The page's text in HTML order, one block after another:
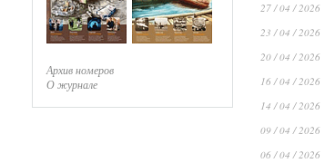
Архив номеров
О журнале
27 / 04 / 2026
23 / 04 / 2026
20 / 04 / 2026
16 / 04 / 2026
14 / 04 / 2026
09 / 04 / 2026
06 / 04 / 2026